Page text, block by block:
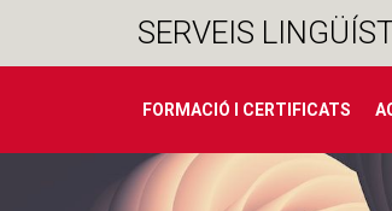
contingut
SERVEIS
FORMACIÓ I CERTIFICATS